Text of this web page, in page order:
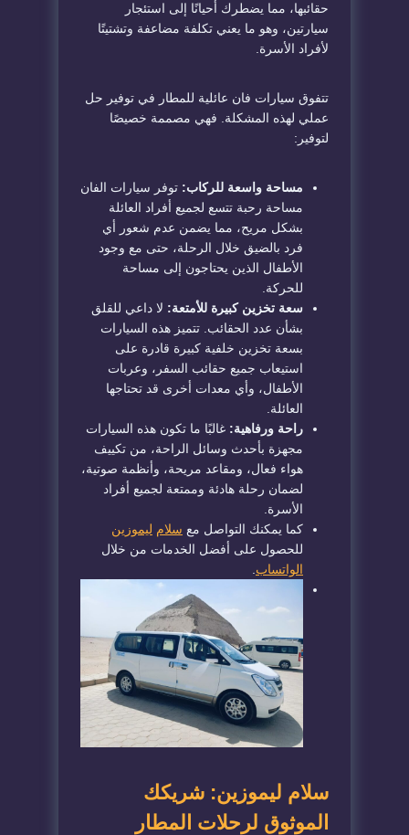
حقائبها، مما يضطرك أحيانًا إلى استئجار
سيارتين، وهو ما يعني تكلفة مضاعفة وتشتيتًا
لأفراد الأسرة.
تتفوق سيارات فان عائلية للمطار في توفير حل
عملي لهذه المشكلة. فهي مصممة خصيصًا
لتوفير:
مساحة واسعة للركاب: توفر سيارات الفان
مساحة رحبة تتسع لجميع أفراد العائلة
بشكل مريح، مما يضمن عدم شعور أي
فرد بالضيق خلال الرحلة، حتى مع وجود
الأطفال الذين يحتاجون إلى مساحة
للحركة.
سعة تخزين كبيرة للأمتعة: لا داعي للقلق
بشأن عدد الحقائب. تتميز هذه السيارات
بسعة تخزين خلفية كبيرة قادرة على
استيعاب جميع حقائب السفر، وعربات
الأطفال، وأي معدات أخرى قد تحتاجها
العائلة.
راحة ورفاهية: غالبًا ما تكون هذه السيارات
مجهزة بأحدث وسائل الراحة، من تكييف
هواء فعال، ومقاعد مريحة، وأنظمة صوتية،
لضمان رحلة هادئة وممتعة لجميع أفراد
الأسرة.
كما يمكنك التواصل مع سلام ليموزين
للحصول على أفضل الخدمات من خلال
الواتساب.
سلام ليموزين: شريكك
الموثوق لرحلات المطار